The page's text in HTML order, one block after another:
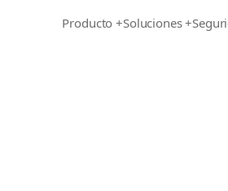
Producto +Soluciones+